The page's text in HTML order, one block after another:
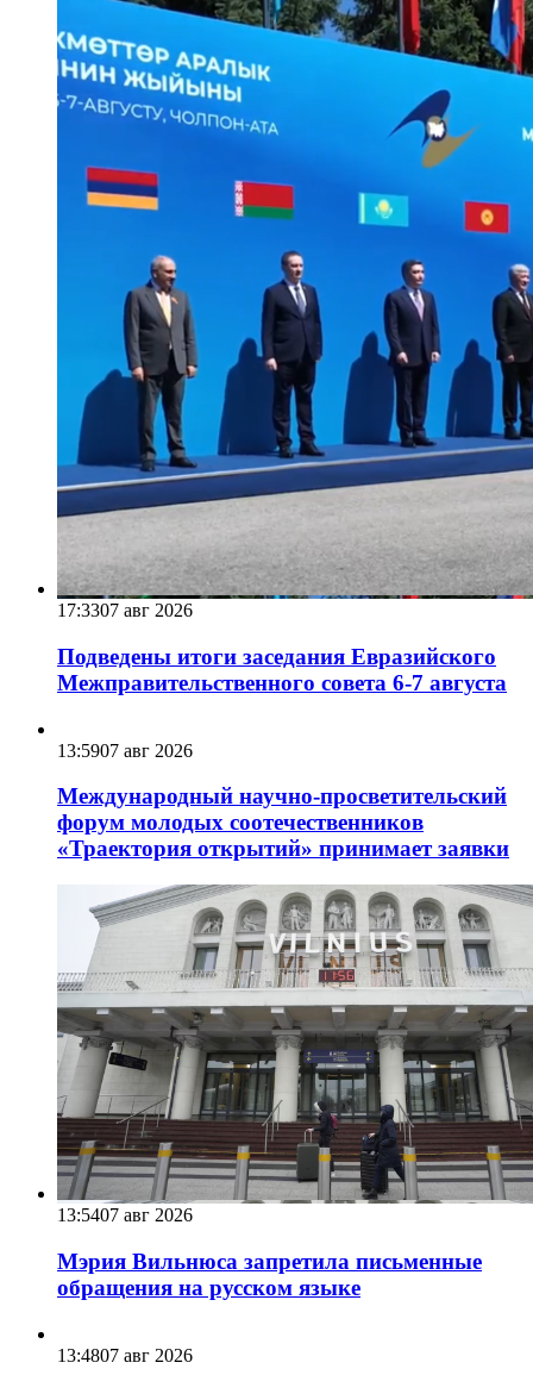
17:3307 авг 2026
Подведены итоги заседания Евразийского
Межправительственного совета 6-7 августа
13:5907 авг 2026
Международный научно-просветительский
форум молодых соотечественников
«Траектория открытий» принимает заявки
13:5407 авг 2026
Мэрия Вильнюса запретила письменные
обращения на русском языке
13:4807 авг 2026